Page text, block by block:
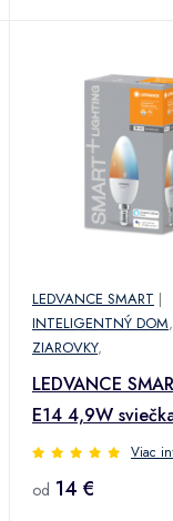
LEDVANCE SMART |
INTELIGENTNÝ DOM,
ZIAROVKY,
LEDVANCE
E14 4,9W
– 6500K
Viac
od 14 €